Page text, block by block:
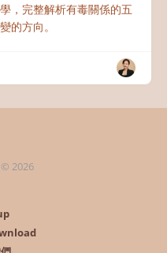
，完整解析有毒關係的五
的方向。
2026